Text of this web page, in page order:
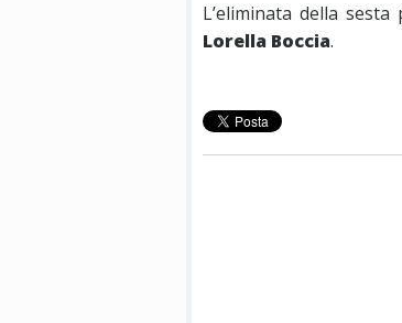
L’eliminata della
Lorella Boccia.